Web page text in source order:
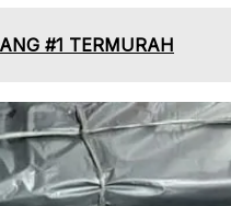
#1 TERMURAH